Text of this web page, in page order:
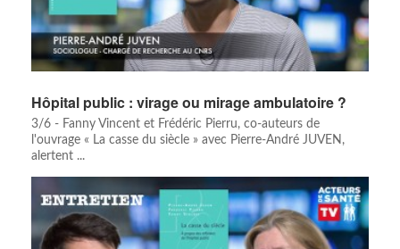
Hôpital public : virage ou mirage ambulatoire ?
3/6 - Fanny Vincent et Frédéric Pierru, co-auteurs de
l'ouvrage « La casse du siècle » avec Pierre-André JUVEN,
alertent ...